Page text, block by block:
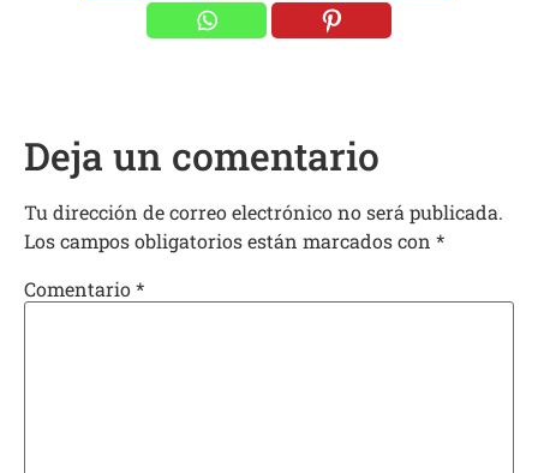
Deja un comentario
Tu dirección de correo electrónico no será publicada.
Los campos obligatorios están marcados con *
Comentario*